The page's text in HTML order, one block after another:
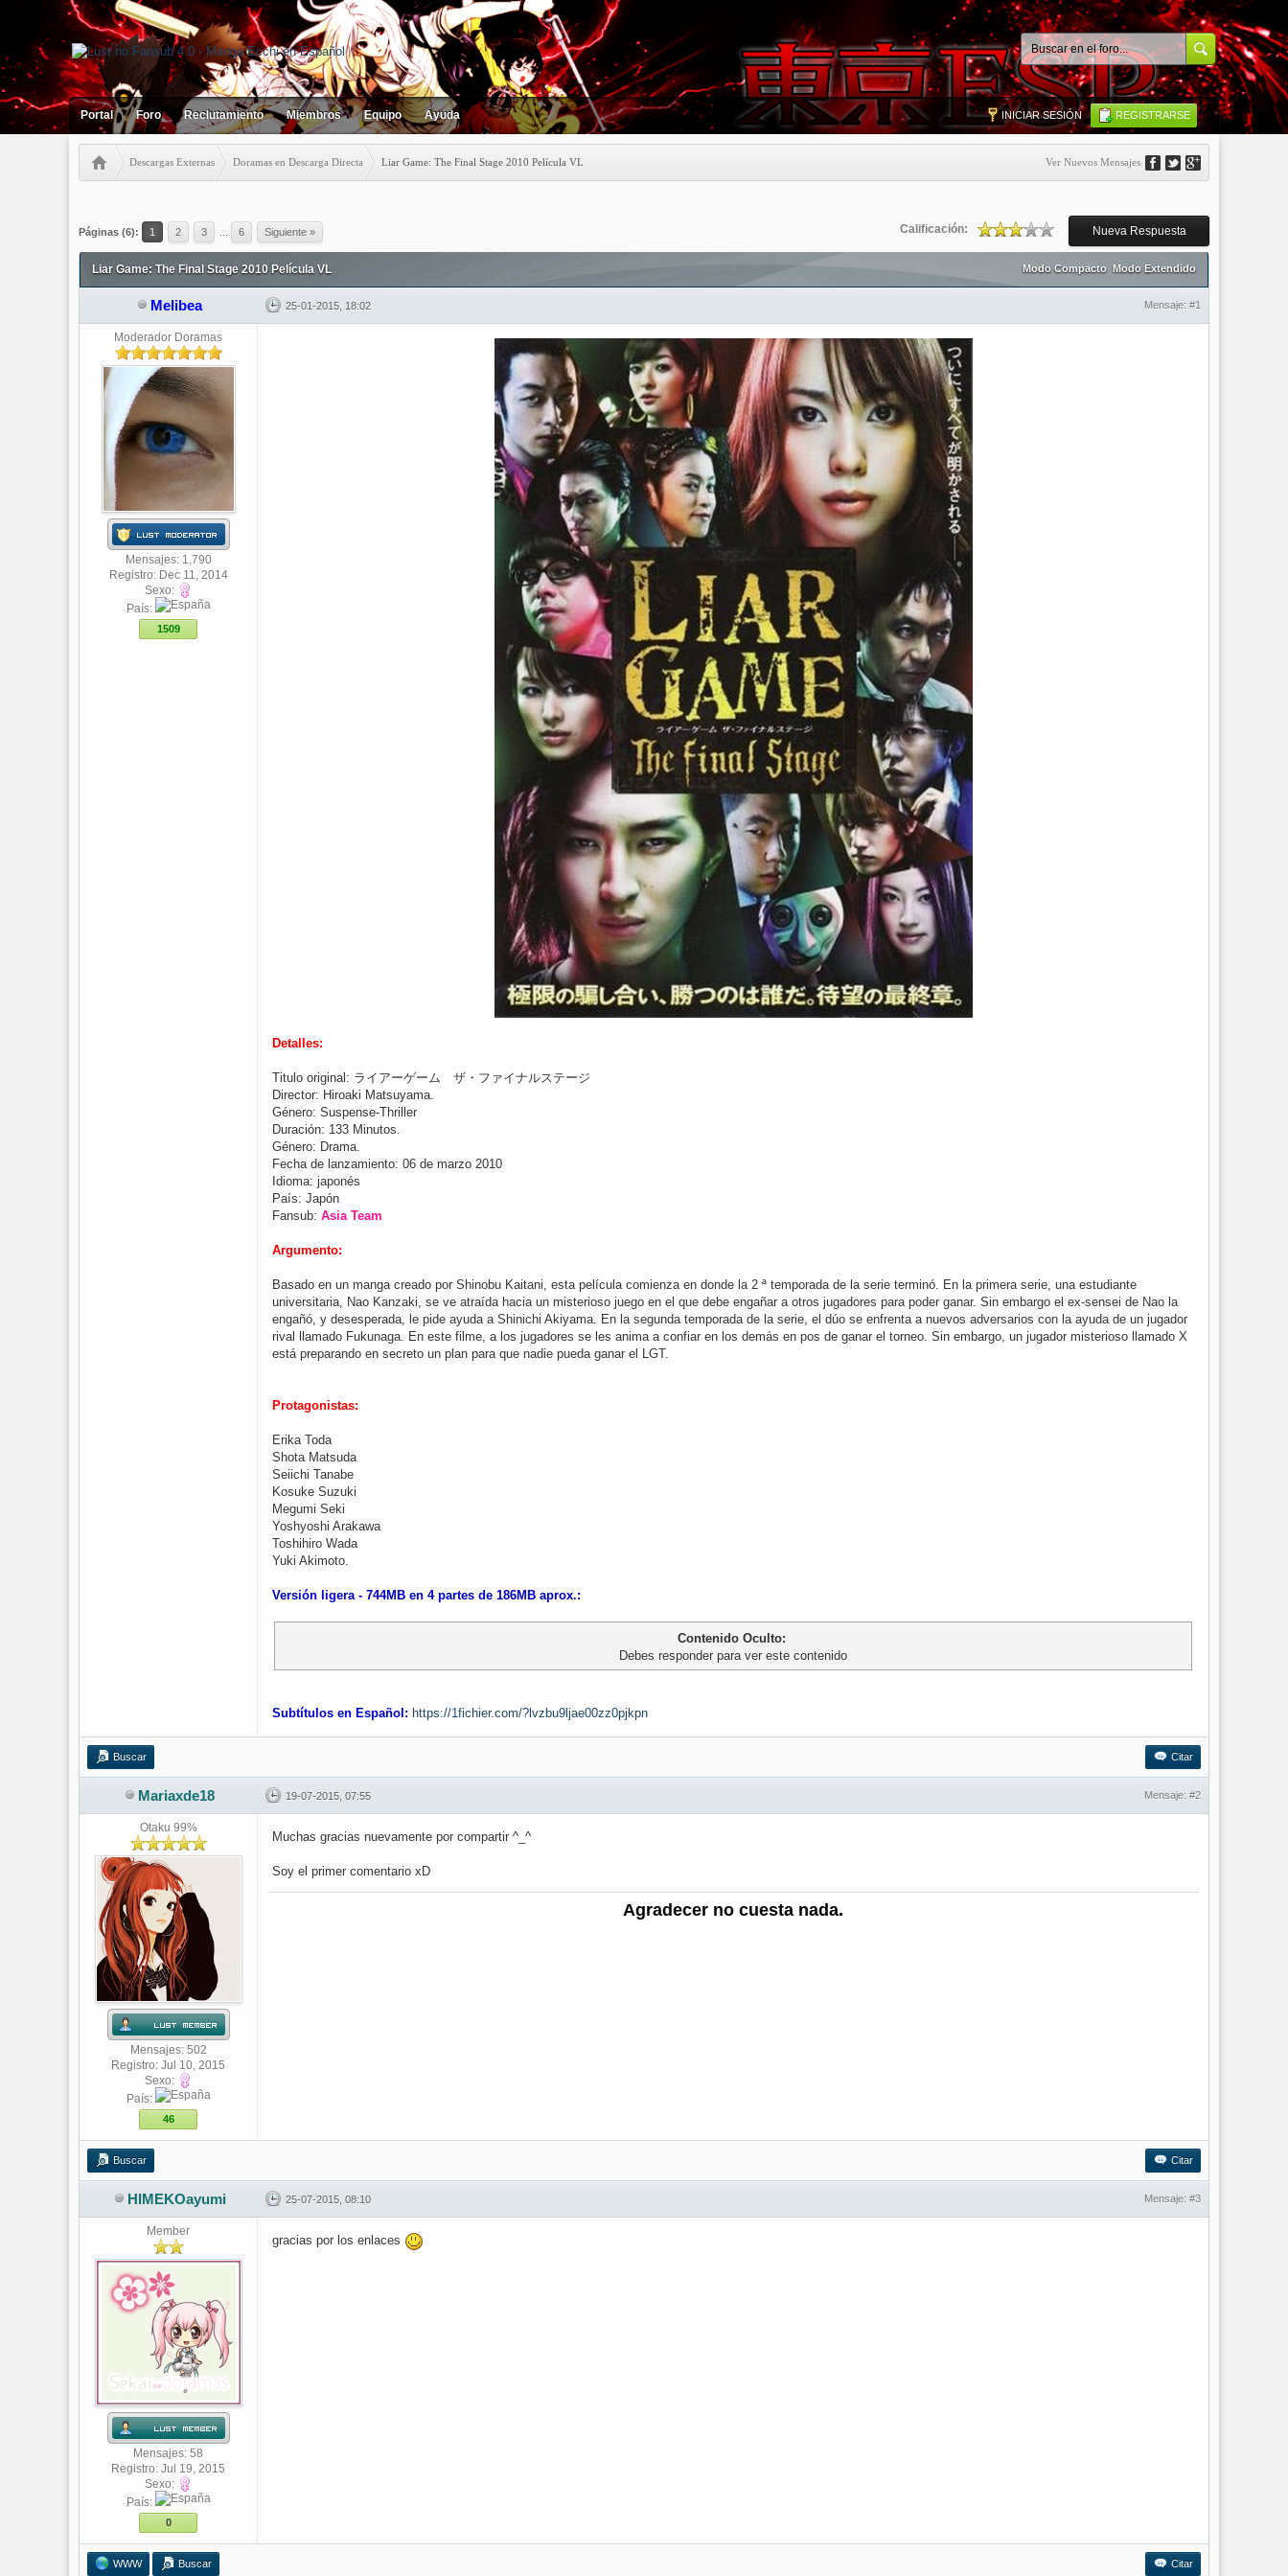
Portal Foro Reclutamiento Miembros Equipo Ayuda INICIAR SESIÓN REGISTRARSE
Descargas Externas Doramas en Descarga Directa Liar Game: The Final Stage 2010 Película VL Ver Nuevos Mensajes
Páginas (6): 1 2 3 6 Siguiente » Nueva Respuesta
Calificación:
1 votos - 3 Media
Modo Compacto Modo Extendido
Liar Game: The Final Stage 2010 Película VL
Melibea 25-01-2015, 18:02 Mensaje: #1
Moderador Doramas
Mensajes: 1,790
Registro: Dec 11, 2014
Sexo:
País:
1509
Detalles:
Titulo original: ライアーゲーム ザ・ファイナルステージ
Director: Hiroaki Matsuyama.
Género: Suspense-Thriller
Duración: 133 Minutos.
Género: Drama.
Fecha de lanzamiento: 06 de marzo 2010
Idioma: japonés
País: Japón
Fansub: Asia Team
Argumento:
Basado en un manga creado por Shinobu Kaitani, esta película comienza en donde la 2 ª temporada de la serie terminó. En la primera serie, una estudiante
universitaria, Nao Kanzaki, se ve atraída hacia un misterioso juego en el que debe engañar a otros jugadores para poder ganar. Sin embargo el ex-sensei de Nao la
engañó, y desesperada, le pide ayuda a Shinichi Akiyama. En la segunda temporada de la serie, el dúo se enfrenta a nuevos adversarios con la ayuda de un jugador
rival llamado Fukunaga. En este filme, a los jugadores se les anima a confiar en los demás en pos de ganar el torneo. Sin embargo, un jugador misterioso llamado X
está preparando en secreto un plan para que nadie pueda ganar el LGT.
Protagonistas:
Erika Toda
Shota Matsuda
Seiichi Tanabe
Kosuke Suzuki
Megumi Seki
Yoshyoshi Arakawa
Toshihiro Wada
Yuki Akimoto.
Versión ligera - 744MB en 4 partes de 186MB aprox.:
Contenido Oculto:
Debes responder para ver este contenido
Subtítulos en Español: https://1fichier.com/?lvzbu9ljae00zz0pjkpn
Buscar Citar
Mariaxde18 19-07-2015, 07:55 Mensaje: #2
Otaku 99%
Mensajes: 502
Registro: Jul 10, 2015
Sexo:
País:
46
Muchas gracias nuevamente por compartir ^_^
Soy el primer comentario xD
Agradecer no cuesta nada.
Buscar Citar
HIMEKOayumi 25-07-2015, 08:10 Mensaje: #3
Member
Mensajes: 58
Registro: Jul 19, 2015
Sexo:
País:
0
gracias por los enlaces
WWW Buscar Citar